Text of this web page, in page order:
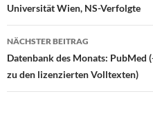
Universität Wien, NS-Verfolgte
NÄCHSTER BEITRAG
Datenbank des Monats: PubMed
zu den lizenzierten Volltexten)